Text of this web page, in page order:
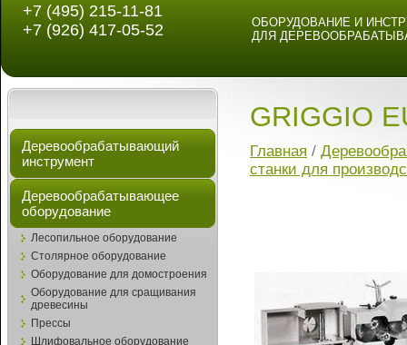
ОБОРУДОВАНИЕ И
ДЛЯ
+7 (495) 215-11-81
+7 (926) 417-05-52
Деревообрабатывающий
инструмент
Деревообрабатывающее
оборудование
Лесопильное оборудование
Столярное оборудование
Оборудование для домостроения
Оборудование для сращивания
древесины
Прессы
Шлифовальное оборудование
GRIGGIO
Главная /
станки для